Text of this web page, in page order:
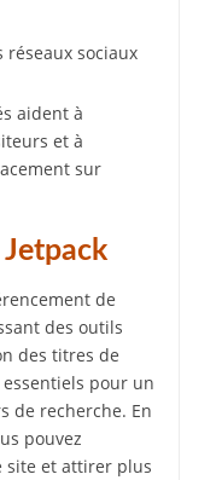
sociaux
aident à
et à
sur
de
des outils
des titres de
pour un
de recherche. En
pouvez
site et attirer plus